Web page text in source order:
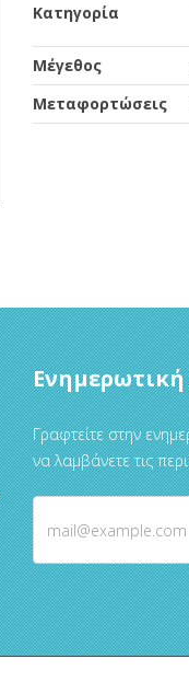
Κατηγορία
Μέγεθος
Μεταφορτώσεις
Ενημερωτική
Γραφτείτε στην
να λαμβάνετε τις